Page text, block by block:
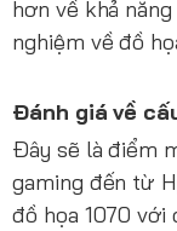
hơn về khả
nghiệm về đồ
Đánh giá về
Đây sẽ là điểm
gaming đến từ
đồ họa 1070 với